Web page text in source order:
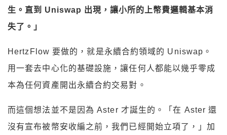
生。直到 Uniswap 出現，讓小所的上幣費邏輯基本消
失了。」
HertzFlow 要做的，就是永續合約領域的 Uniswap。
用一套去中心化的基礎設施，讓任何人都能以幾乎零成
本為任何資產開出永續合約交易對。
而這個想法並不是因為 Aster 才誕生的。「在 Aster 還
沒有宣布被幣安收編之前，我們已經開始立項了，」加